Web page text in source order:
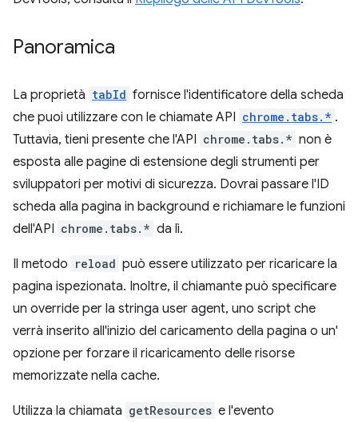
Panoramica
La proprietà tabId fornisce l'identificatore della scheda
che puoi utilizzare con le chiamate API chrome.tabs.* .
Tuttavia, tieni presente che l'API chrome.tabs.* non è
esposta alle pagine di estensione degli strumenti per
sviluppatori per motivi di sicurezza. Dovrai passare l'ID
scheda alla pagina in background e richiamare le funzioni
dell'API chrome.tabs.* da lì.
Il metodo reload può essere utilizzato per ricaricare la
pagina ispezionata. Inoltre, il chiamante può specificare
un override per la stringa user agent, uno script che
verrà inserito all'inizio del caricamento della pagina o un'
opzione per forzare il ricaricamento delle risorse
memorizzate nella cache.
Utilizza la chiamata getResources e l'evento